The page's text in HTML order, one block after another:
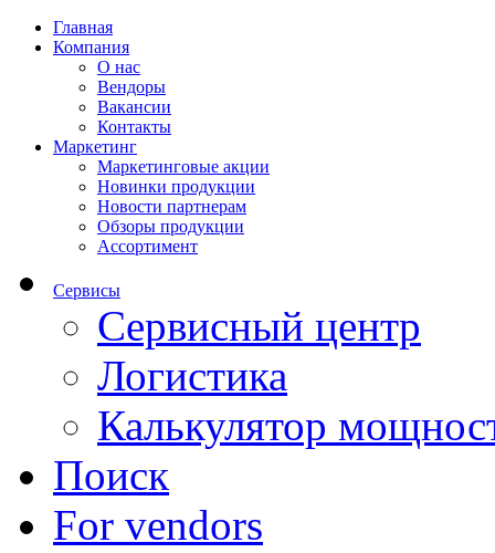
Главная
Компания
О нас
Вендоры
Вакансии
Контакты
Маркетинг
Маркетинговые акции
Новинки продукции
Новости партнерам
Обзоры продукции
Ассортимент
Сервисы
Сервисный центр
Логистика
Калькулятор
Поиск
For vendors